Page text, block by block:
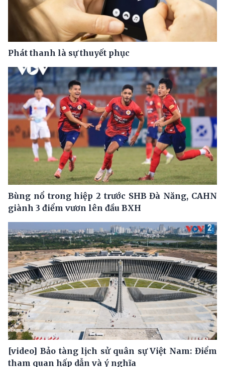
Phát thanh là sự thuyết phục
Bùng nổ trong hiệp 2 trước SHB Đà Năng, CAHN
giành 3 điểm vươn lên đầu BXH
[video] Bảo tàng lịch sử quân sự Việt Nam: Điểm
tham quan hấp dẫn và ý nghĩa